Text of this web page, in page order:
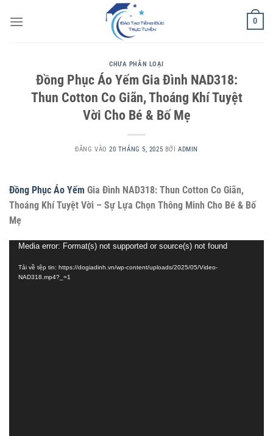
qua
0
CHƯA PHÂN LOẠI
Đồng Phục Áo Yếm Gia Đình NAD318:
Thun Cotton Co Giãn, Thoáng Khí Tuyệt
Vời Cho Bé & Bố Mẹ
ĐĂNG VÀO20 THÁNG 5, 2025 BỞI ADMIN
Đồng Phục Áo Yếm Gia Đình NAD318: Thun Cotton Co Giãn,
Thoáng Khí Tuyệt Vời – Sự Lựa Chọn Thông Minh Cho Bé & Bố
Mẹ
Trình
chơi
Video
Media error: Format(s) not supported or source(s) not found
Tải về tệp tin: https://dogiadinh.vn/wp-content/uploads/2025/05/Video-
NAD318.mp4?_=1